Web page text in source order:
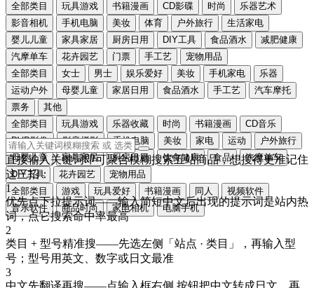
全部类目
玩具游戏 书籍漫画 CD影碟 时尚
乐器艺术
影音相机
手机电脑 美妆 体育 户外旅行
生活家电
婴儿儿童
家具家居 厨房日用 DIY工具 食品酒水
减肥健康
汽摩单车
花卉园艺 门票 手工艺
宠物用品
全部类目
女士 男士 娱乐爱好 美妆 手机家电
乐器
运动户外
母婴儿童 家居日用 食品酒水 手工艺
汽车摩托
票务
其他
全部类目
玩具游戏 乐器收藏 时尚 书籍漫画
CD音乐
DVD影像
影音摄影 手机电脑 美妆 家电 运动
户外旅行
母婴儿童
家具家居 厨房日用 饮食健康 食品
汽摩单车
DIY工具
花卉园艺
宠物用品
全部类目
游戏 玩具爱好 书籍漫画 同人
视频软件
音乐软件
商品时尚 家电相机 电脑手机
直接输入关键词即可聚合模糊搜索五站商品，想搜得更准记住
这三招：
1
优先点下拉提示词——输入简短中文后出现的提示词是站内热
词，点它搜索命中率最高
2
类目 + 型号精准搜——先选左侧「站点 · 类目」，再输入型
号；型号用英文、数字或日文最准
3
中文先翻译再搜——点输入框右侧 按钮把中文转成日文 ，再